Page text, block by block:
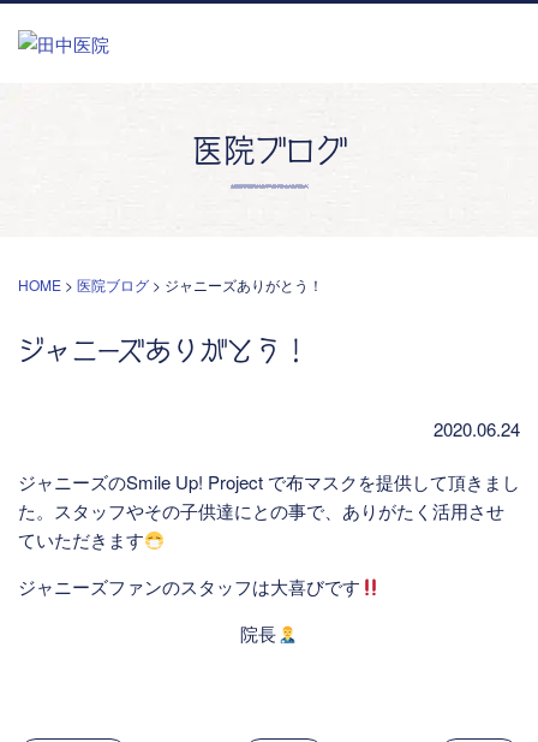
医院ブログ
HOME > 医院ブログ > ジャニーズありがとう！
ジャニーズありがとう！
2020.06.24
ジャニーズのSmile Up! Project で布マスクを提供して頂きまし
た。スタッフやその子供達にとの事で、ありがたく活用させ
ていただきます
ジャニーズファンのスタッフは大喜びです
院長